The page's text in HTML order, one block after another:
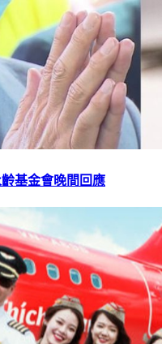
基金會晚間回應